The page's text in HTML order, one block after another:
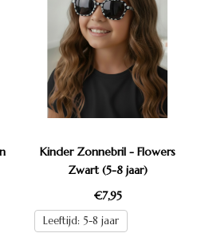
Kinder Zonnebril - Flowers
Zwart (5-8 jaar)
€7,95
Leeftijd: 5-8 jaar